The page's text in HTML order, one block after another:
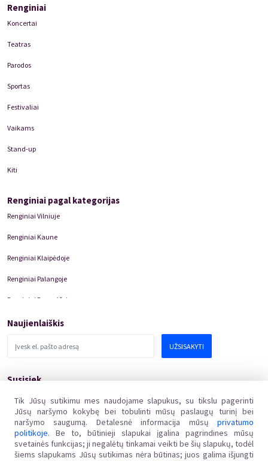
Tik Jūsų sutikimu mes naudojame slapukus, su tikslu pagerinti
Jūsų naršymo kokybę bei tobulinti mūsų paslaugų turinį bei
naršymo saugumą. Detalesnė informacija mūsų privatumo
politikoje. Be to, būtinieji slapukai įgalina pagrindines mūsų
svetainės funkcijas; ji negalėtų tinkamai veikti be šių slapukų, todėl
šiems slapukams Jūsų sutikimas nėra būtinas; juos galima išjungti
Renginiai
Koncertai
Teatras
Parodos
Sportas
Festivaliai
Vaikams
Stand-up
Kiti
Renginiai pagal kategorijas
Renginiai Vilniuje
Renginiai Kaune
Renginiai Klaipėdoje
Renginiai Palangoje
Renginiai Panevėžyje
Domino Teatro Spektakliai
Naujienlaiškis
UŽSISAKYTI
Susisiek
Adresas:Žalgirio g.135, LT-08217 Vilnius
Įmonės kodas:304769369
PVM mokėtojo kodas :LT100011648218